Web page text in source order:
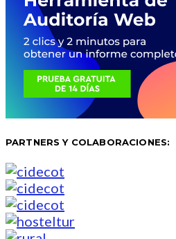
PARTNERS Y COLABORACIONES: